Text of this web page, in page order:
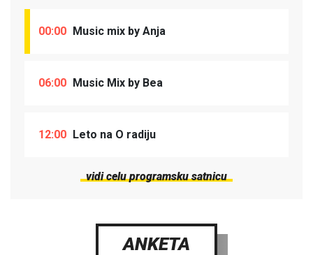
00:00 Music mix by Anja
06:00 Music Mix by Bea
12:00 Leto na O radiju
vidi celu programsku satnicu
ANKETA